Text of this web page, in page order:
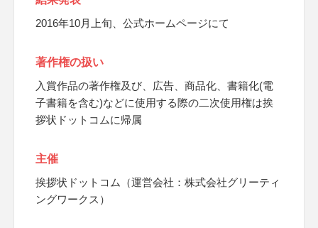
2016年10月上旬、公式ホームページにて
著作権の扱い
入賞作品の著作権及び、広告、商品化、書籍化(電
子書籍を含む)などに使用する際の二次使用権は挨
拶状ドットコムに帰属
主催
挨拶状ドットコム（運営会社：株式会社グリーティ
ングワークス）